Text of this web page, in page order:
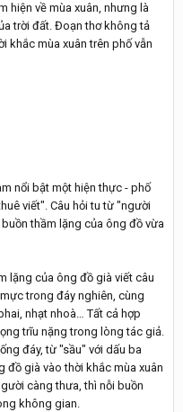
hiện về mùa xuân, nhưng là
trời đất. Đoạn thơ không tả
khắc mùa xuân trên phố vẫn
nổi bật một hiện thực - phố
viết". Câu hỏi tu từ "người
thầm lặng của ông đồ vừa
lặng của ông đồ già viết câu
trong đáy nghiên, cùng
nhạt nhoà… Tất cả hợp
trĩu nặng trong lòng tác giả.
đáy, từ "sầu" với dấu ba
đồ già vào thời khắc mùa xuân
càng thưa, thì nỗi buồn
không gian.